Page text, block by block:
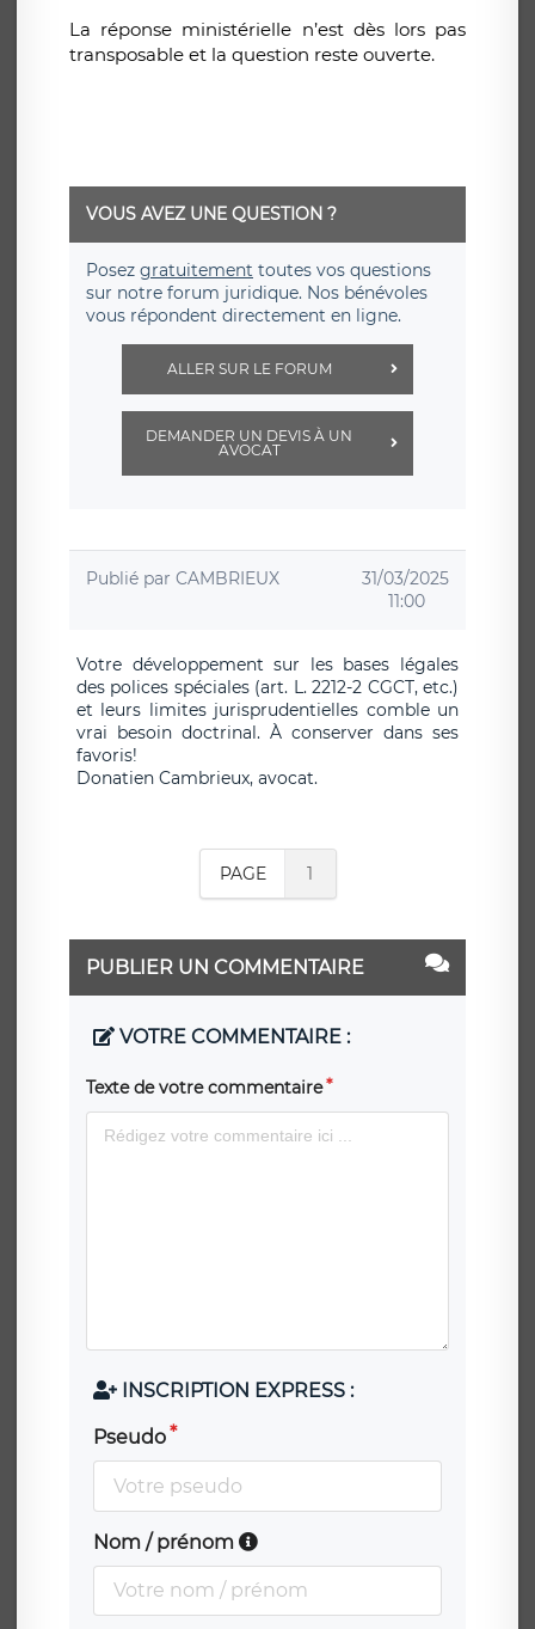
La réponse ministérielle n’est dès lors pas
transposable et la question reste ouverte.
VOUS AVEZ UNE QUESTION ?
Posez gratuitement toutes vos questions
sur notre forum juridique. Nos bénévoles
vous répondent directement en ligne.
ALLER SUR LE FORUM
DEMANDER UN DEVIS À UN
AVOCAT
Publié par CAMBRIEUX
31/03/2025
11:00
Votre développement sur les bases légales
des polices spéciales (art. L. 2212-2 CGCT, etc.)
et leurs limites jurisprudentielles comble un
vrai besoin doctrinal. À conserver dans ses
favoris!
Donatien Cambrieux, avocat.
PAGE 1
PUBLIER UN COMMENTAIRE
VOTRE COMMENTAIRE :
Texte de votre commentaire
INSCRIPTION EXPRESS :
Pseudo
Nom / prénom